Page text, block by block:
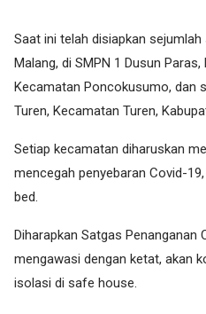
Saat ini telah disiapkan
Malang, di SMPN 1 Dusun
Kecamatan Poncokusumo, dan
Turen, Kecamatan Turen,
Setiap kecamatan diharuskan
mencegah penyebaran Covid-
bed.
Diharapkan Satgas Penanganan
mengawasi dengan ketat, akan
isolasi di safe house.